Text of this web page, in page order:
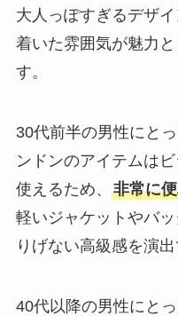
大人っぽすぎるデザ
着いた雰囲気が魅力
す。
30代前半の男性にと
ンドンのアイテムは
使えるため、 非常に
軽いジャケットやバ
りげない高級感を演出
40代以降の男性にと